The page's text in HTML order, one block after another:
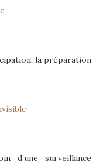
la préparation
d’une surveillance